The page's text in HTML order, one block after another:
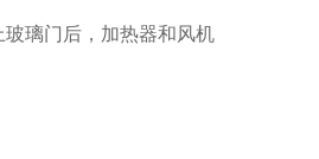
璃门后，加热器和风机